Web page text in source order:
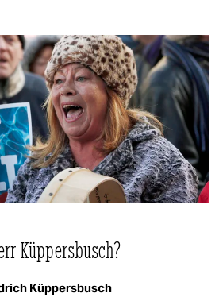
Küppersbusch?
Küppersbusch